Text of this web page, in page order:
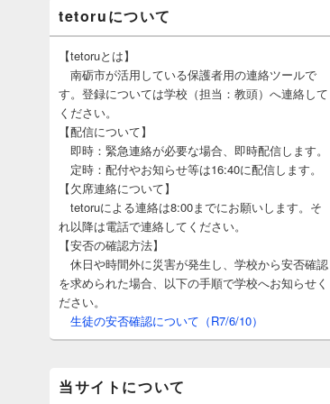
tetoruについて
【tetoruとは】
南砺市が活用している保護者用の連絡ツールで
す。登録については学校（担当：教頭）へ連絡して
ください。
【配信について】
即時：緊急連絡が必要な場合、即時配信します。
定時：配付やお知らせ等は16:40に配信します。
【欠席連絡について】
tetoruによる連絡は8:00までにお願いします。そ
れ以降は電話で連絡してください。
【安否の確認方法】
休日や時間外に災害が発生し、学校から安否確認
を求められた場合、以下の手順で学校へお知らせく
ださい。
生徒の安否確認について（R7/6/10）
当サイトについて